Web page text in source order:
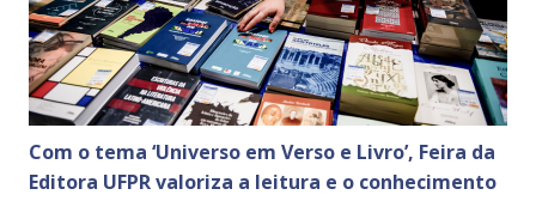
Com o tema ‘Universo em Verso e Livro’, Feira da
Editora UFPR valoriza a leitura e o conhecimento